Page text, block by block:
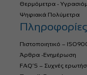
Θερμόμετρα -
Ψηφιακά Πολύμετρα
Πληροφορίες
Πιστοποιητικό –
Άρθρα -Ενημέρωση
FAQ’S – Συχνές